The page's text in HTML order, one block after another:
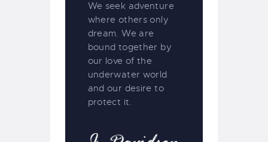
We seek adventure
where others only
dream. We are
bound together by
our love of the
underwater world
and our desire to
protect it.